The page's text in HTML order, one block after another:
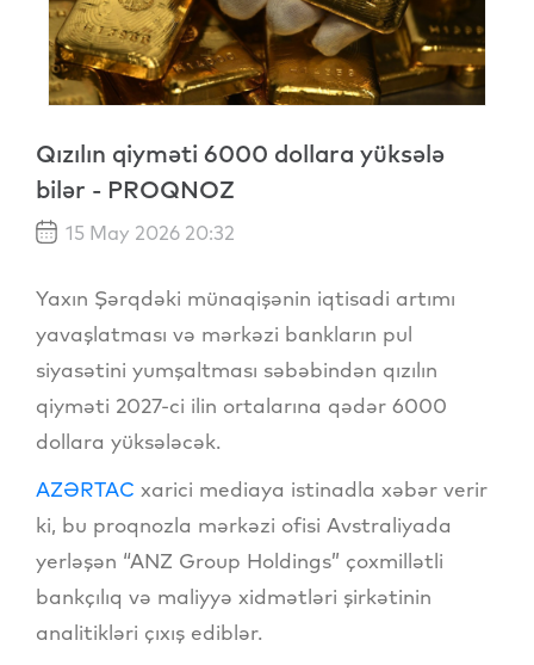
Qızılın qiyməti 6000 dollara yüksələ
bilər - PROQNOZ
15 May 2026 20:32
Yaxın Şərqdəki münaqişənin iqtisadi artımı
yavaşlatması və mərkəzi bankların pul
siyasətini yumşaltması səbəbindən qızılın
qiyməti 2027-ci ilin ortalarına qədər 6000
dollara yüksələcək.
AZƏRTAC xarici mediaya istinadla xəbər verir
ki, bu proqnozla mərkəzi ofisi Avstraliyada
yerləşən “ANZ Group Holdings” çoxmillətli
bankçılıq və maliyyə xidmətləri şirkətinin
analitikləri çıxış ediblər.